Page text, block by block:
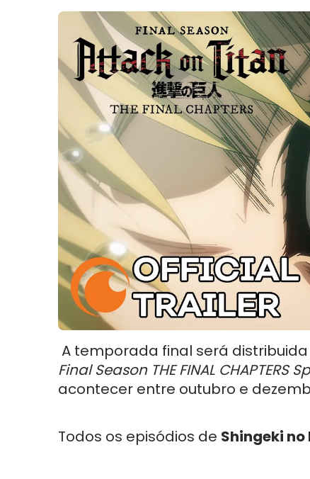
A temporada final será
Final Season THE FINAL CHAPTERS
acontecer entre outubro e
Todos os episódios de Shingeki no